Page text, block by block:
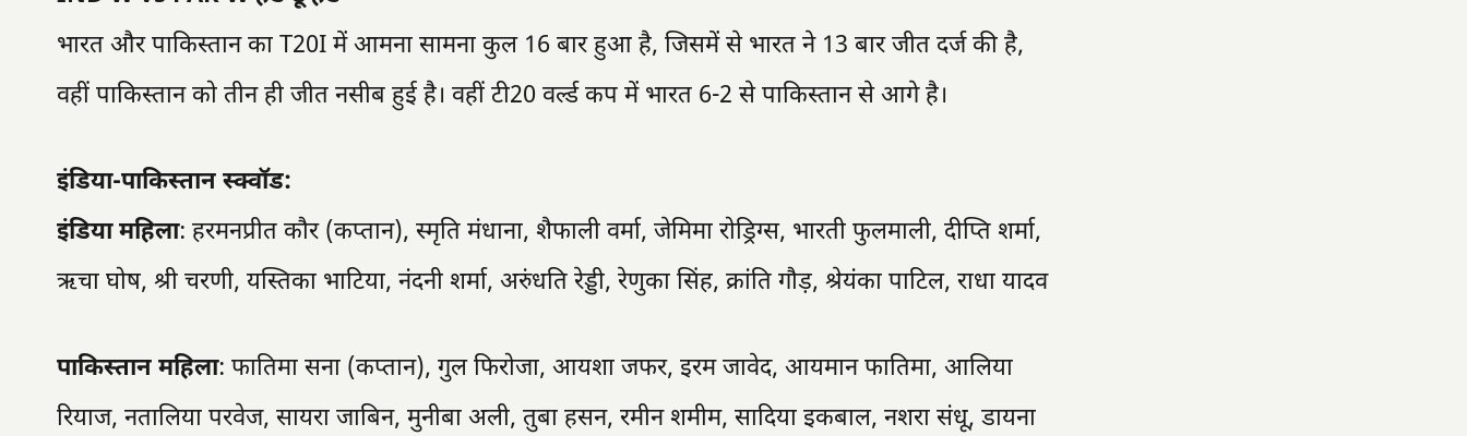
भारत और पाकिस्तान का T20I में आमना सामना कुल 16 बार हुआ है, जिसमें से भारत ने 13 बार जीत दर्ज की है,
वहीं पाकिस्तान को तीन ही जीत नसीब हुई है। वहीं टी20 वर्ल्ड कप में भारत 6-2 से पाकिस्तान से आगे है।
इंडिया-पाकिस्तान स्क्वॉड:
इंडिया महिला: हरमनप्रीत कौर (कप्तान), स्मृति मंधाना, शैफाली वर्मा, जेमिमा रोड्रिग्स, भारती फुलमाली, दीप्ति शर्मा,
ऋचा घोष, श्री चरणी, यस्तिका भाटिया, नंदनी शर्मा, अरुंधति रेड्डी, रेणुका सिंह, क्रांति गौड़, श्रेयंका पाटिल, राधा यादव
पाकिस्तान महिला: फातिमा सना (कप्तान), गुल फिरोजा, आयशा जफर, इरम जावेद, आयमान फातिमा, आलिया
रियाज, नतालिया परवेज, सायरा जाबिन, मुनीबा अली, तुबा हसन, रमीन शमीम, सादिया इकबाल, नशरा संधू, डायना